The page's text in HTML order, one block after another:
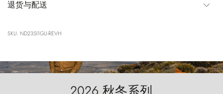
退货与配送
SKU: ND235I1GU-REVH
2026 秋冬系列